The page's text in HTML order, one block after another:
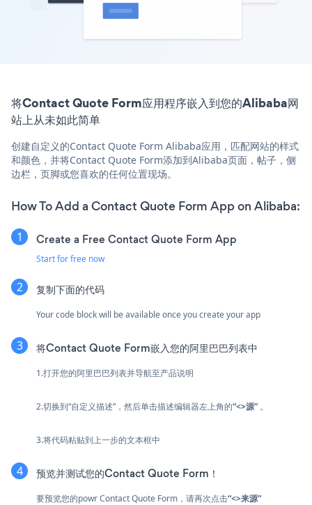
将Contact Quote Form应用程序嵌入到您的Alibaba网
站上从未如此简单
创建自定义的Contact Quote Form Alibaba应用，匹配网站的样式
和颜色，并将Contact Quote Form添加到Alibaba页面，帖子，侧
边栏，页脚或您喜欢的任何位置现场。
How To Add a Contact Quote Form App on Alibaba:
Create a Free Contact Quote Form App
Start for free now
复制下面的代码
Your code block will be available once you create your app
将Contact Quote Form嵌入您的阿里巴巴列表中
1.打开您的阿里巴巴列表并导航至产品说明
2.切换到“自定义描述”，然后单击描述编辑器左上角的“<>源” 。
3.将代码粘贴到上一步的文本框中
预览并测试您的Contact Quote Form！
要预览您的powr Contact Quote Form，请再次点击“<>来源”